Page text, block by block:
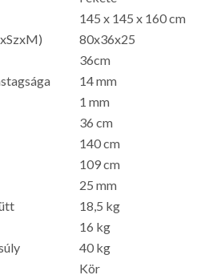
145 x 145 x 160 cm
80x36x25
36cm
14 mm
1 mm
36 cm
140 cm
109 cm
25 mm
18,5 kg
16 kg
40 kg
Kör